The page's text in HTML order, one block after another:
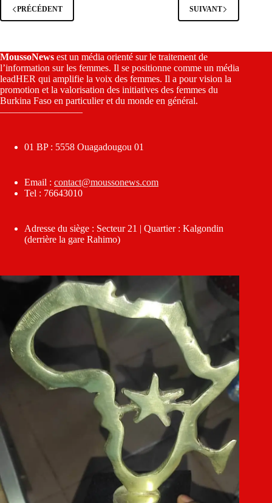
PRÉCÉDENT SUIVANT
MoussoNews est un média orienté sur le traitement de
l’information sur les femmes. Il se positionne comme un média
leadHER qui amplifie la voix des femmes. Il a pour vision la
promotion et la valorisation des initiatives des femmes du
Burkina Faso en particulier et du monde en général.
————————–
01 BP : 5558 Ouagadougou 01
Email : contact@moussonews.com
Tel : 76643010
Adresse du siège : Secteur 21 | Quartier : Kalgondin
(derrière la gare Rahimo)